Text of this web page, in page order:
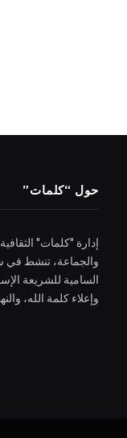
حول “كلمات”
إدارة "كلمات"
والجماعة، تنشط في
السامية للشريعة
وإعلاء كلمة الله،